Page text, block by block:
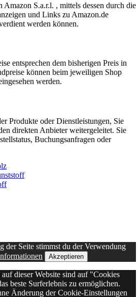
Amazon S.a.r.l. , mittels dessen durch die
und Links zu Amazon.de
werden können.
entsprechen dem bisherigen Preis in
können beim jeweiligen Shop
werden.
Produkte oder Dienstleistungen, Sie
direkten Anbieter weitergeleitet. Sie
Buchungsanfragen oder
der Seite stimmst du der Verwendung
Akzeptieren
dieser Website sind auf "Cookies
beste Surferlebnis zu ermöglichen.
Änderung der Cookie-Einstellungen